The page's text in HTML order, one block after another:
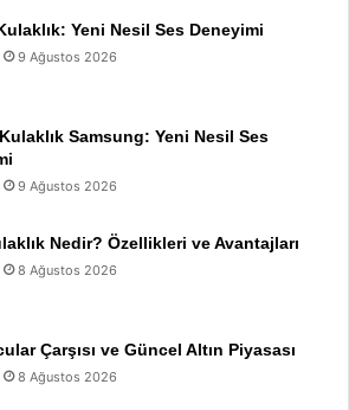
Yeni Nesil Ses Deneyimi
9 Ağustos 2026
Samsung: Yeni Nesil Ses
9 Ağustos 2026
Nedir? Özellikleri ve Avantajları
8 Ağustos 2026
Çarşısı ve Güncel Altın Piyasası
8 Ağustos 2026